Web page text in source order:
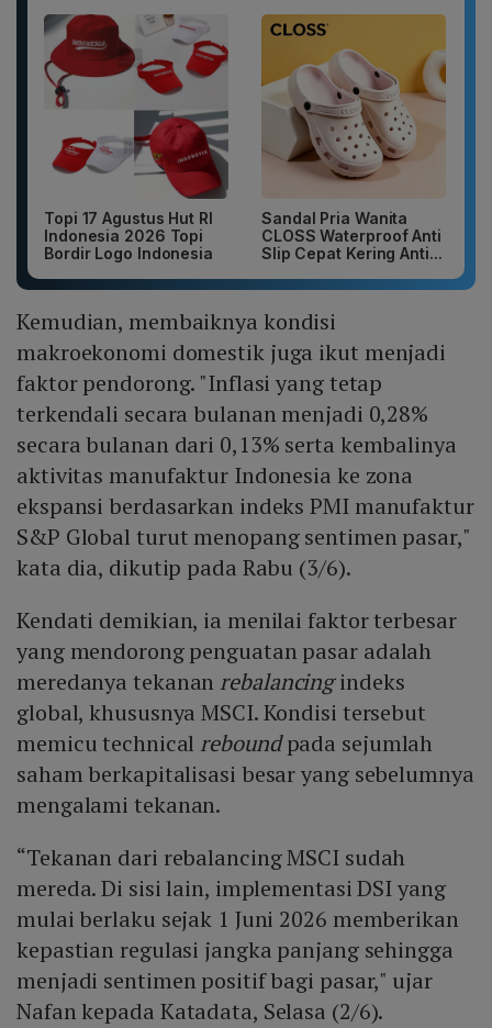
Topi 17 Agustus Hut RI
Indonesia 2026 Topi
Bordir Logo Indonesia
Sandal Pria Wanita
CLOSS Waterproof Anti
Slip Cepat Kering Anti...
Kemudian, membaiknya kondisi
makroekonomi domestik juga ikut menjadi
faktor pendorong. "Inflasi yang tetap
terkendali secara bulanan menjadi 0,28%
secara bulanan dari 0,13% serta kembalinya
aktivitas manufaktur Indonesia ke zona
ekspansi berdasarkan indeks PMI manufaktur
S&P Global turut menopang sentimen pasar,"
kata dia, dikutip pada Rabu (3/6).
Kendati demikian, ia menilai faktor terbesar
yang mendorong penguatan pasar adalah
meredanya tekanan rebalancingindeks
global, khususnya MSCI. Kondisi tersebut
memicu technical reboundpada sejumlah
saham berkapitalisasi besar yang sebelumnya
mengalami tekanan.
“Tekanan dari rebalancing MSCI sudah
mereda. Di sisi lain, implementasi DSI yang
mulai berlaku sejak 1 Juni 2026 memberikan
kepastian regulasi jangka panjang sehingga
menjadi sentimen positif bagi pasar," ujar
Nafan kepada Katadata, Selasa (2/6).